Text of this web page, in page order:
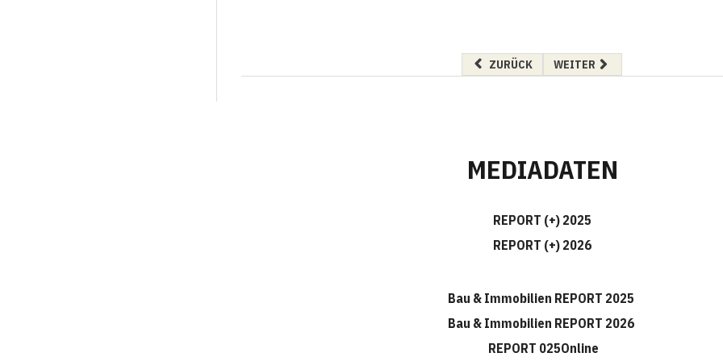
VORHERIGER BEITRAG: LEHRE FÜR MÄDCHEN
ZURÜCK NÄCHSTER BEITRAG: GROSSE
WEITER
MEDIADATEN
REPORT (+) 2025
REPORT (+) 2026
Bau & Immobilien REPORT 2025
Bau & Immobilien REPORT 2026
REPORT 025Online